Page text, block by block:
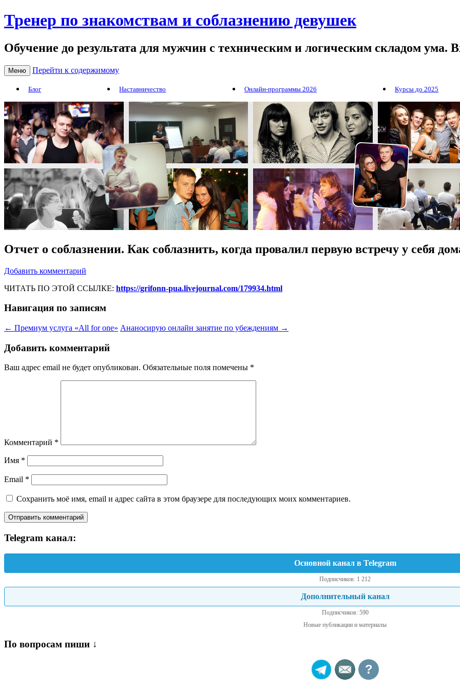
Тренер по знакомствам и соблазнению девушек
Обучение до результата для мужчин с техническим и логическим складом ума.
Меню Перейти к содержимому
Блог Наставничество Онлайн-программы 2026 Курсы до 2025
Отчет о соблазнении. Как соблазнить, когда провалил первую встречу у себя
Добавить комментарий
ЧИТАТЬ ПО ЭТОЙ ССЫЛКЕ: https://grifonn-pua.livejournal.com/179934.html
Навигация по записям
← Премиум услуга «All for one» Ананосирую онлайн занятие по убеждениям →
Добавить комментарий
Ваш адрес email не будет опубликован. Обязательные поля помечены *
Комментарий *
Имя *
Email *
Сохранить моё имя, email и адрес сайта в этом браузере для последующих моих комментариев.
Telegram канал:
Основной канал в Telegram
Подписчиков: 1 212
Дополнительный канал
Подписчиков: 590
Новые публикации и материалы
По вопросам пиши ↓
?